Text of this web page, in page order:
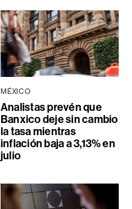
MÉXICO
Analistas prevén que
Banxico deje sin cambio
la tasa mientras
inflación baja a 3,13% en
julio